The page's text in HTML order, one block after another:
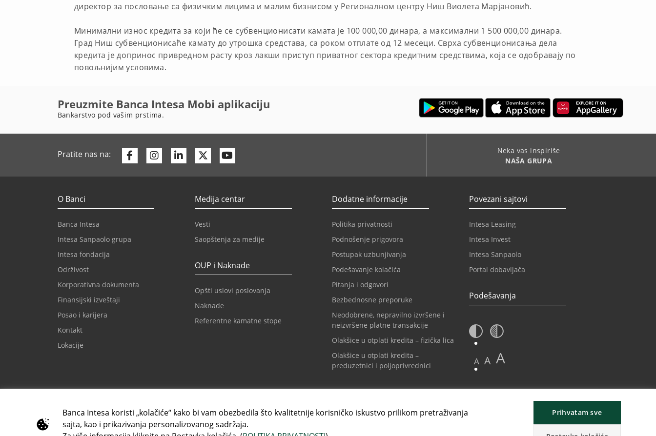
Banca Intesa koristi „kolačiće“ kako bi vam obezbedila što kvalitetnije korisničko iskustvo prilikom pretraživanja
sajta, kao i prikazivanja personalizovanog sadržaja.
Prihvatam sve
директор за пословање са физичким лицима и малим бизнисoм у Регионалном центру Ниш Виолета Марјановић.
Минимални износ кредита за који ће се субвенционисати камата је 100 000,00 динара, а максимални 1 500 000,00 динара.
Град Ниш субвенционисаће камату до утрошка средстава, са роком отплате од 12 месеци. Сврха субвенционисања дела
кредита је допринос привредном расту кроз лакши приступ приватног сектора кредитним средствима, која се одобравају по
повољнијим условима.
Preuzmite Banca Intesa Mobi aplikaciju
Bankarstvo pod vašim prstima.
Pratite nas na: FacebookInstagram
LinkedinTwitter
Neka vas inspiriše
NAŠA GRUPA
O Banci
Banca Intesa
Intesa Sanpaolo grupa
Intesa fondacija
Održivost
Korporativna dokumenta
Finansijski izveštaji
Posao i karijera
Kontakt
Lokacije
Medija centar
Vesti
Saopštenja za medije
OUP i Naknade
Opšti uslovi poslovanja
Naknade
Referentne kamatne stope
Dodatne informacije
Politika privatnosti
Podnošenje prigovora
Postupak uzbunjivanja
Podešavanje kolačića
Pitanja i odgovori
Bezbednosne preporuke
Neodobrene, nepravilno izvršene i
neizvršene platne transakcije
Olakšice u otplati kredita – fizička lica
Olakšice u otplati kredita –
preduzetnici i poljoprivrednici
Povezani sajtovi
Intesa Leasing
Intesa Invest
Intesa Sanpaolo
Portal dobavljača
Podešavanja
A A A
kontaktcc@bancaintesa.rs
+381 11 3108888
+381 11 3010160